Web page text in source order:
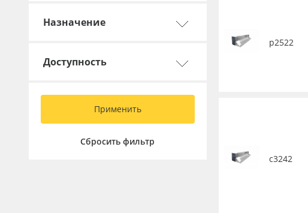
Назначение
Доступность
Применить
Сбросить фильтр
р2522
с3242